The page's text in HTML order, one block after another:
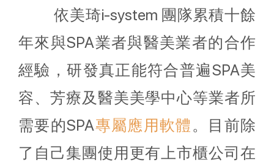
依美琦i-system 團隊累積十餘
年來與SPA業者與醫美業者的合作
經驗，研發真正能符合普遍SPA美
容、芳療及醫美美學中心等業者所
需要的SPA專屬應用軟體 。目前除
了自己集團使用更有上市櫃公司在